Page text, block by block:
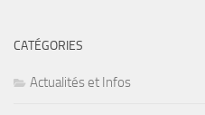
CATÉGORIES
Actualités et Infos